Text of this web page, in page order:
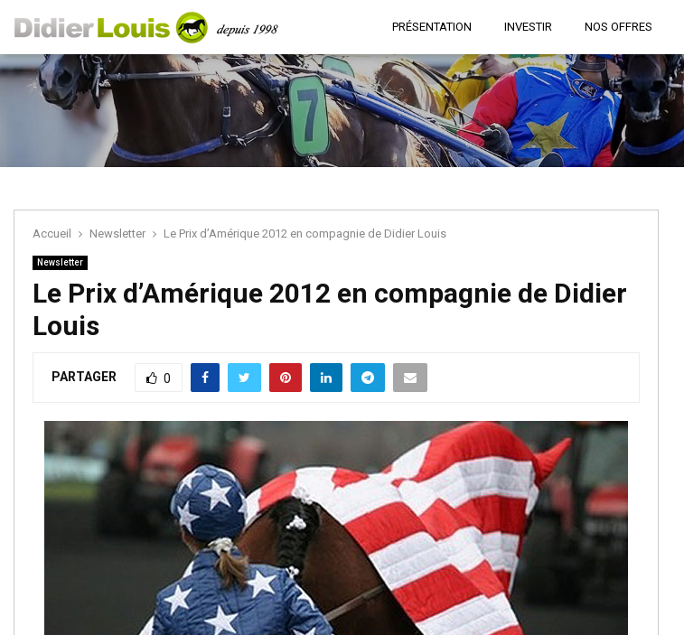
PRÉSENTATION INVESTIR NOS OFFRES
Accueil Newsletter Le Prix d’Amérique 2012 en compagnie de Didier Louis
Newsletter
Le Prix d’Amérique 2012 en compagnie de Didier
Louis
PARTAGER 0